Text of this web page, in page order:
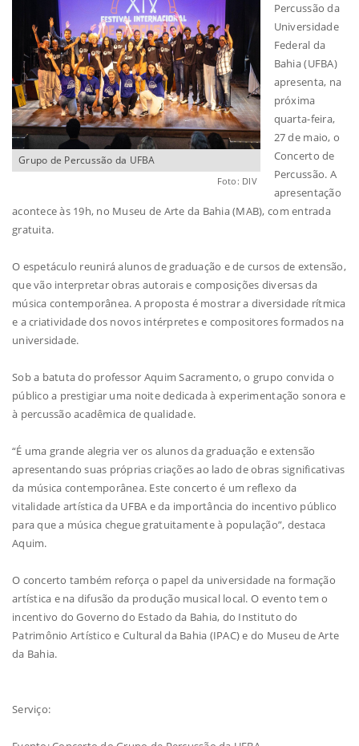
Grupo de Percussão da UFBA
Foto: DIV
Percussão da
Universidade
Federal da
Bahia (UFBA)
apresenta, na
próxima
quarta-feira,
27 de maio, o
Concerto de
Percussão. A
apresentação
acontece às 19h, no Museu de Arte da Bahia (MAB), com entrada
gratuita.
O espetáculo reunirá alunos de graduação e de cursos de extensão,
que vão interpretar obras autorais e composições diversas da
música contemporânea. A proposta é mostrar a diversidade rítmica
e a criatividade dos novos intérpretes e compositores formados na
universidade.
Sob a batuta do professor Aquim Sacramento, o grupo convida o
público a prestigiar uma noite dedicada à experimentação sonora e
à percussão acadêmica de qualidade.
“É uma grande alegria ver os alunos da graduação e extensão
apresentando suas próprias criações ao lado de obras significativas
da música contemporânea. Este concerto é um reflexo da
vitalidade artística da UFBA e da importância do incentivo público
para que a música chegue gratuitamente à população”, destaca
Aquim.
O concerto também reforça o papel da universidade na formação
artística e na difusão da produção musical local. O evento tem o
incentivo do Governo do Estado da Bahia, do Instituto do
Patrimônio Artístico e Cultural da Bahia (IPAC) e do Museu de Arte
da Bahia.
Serviço: